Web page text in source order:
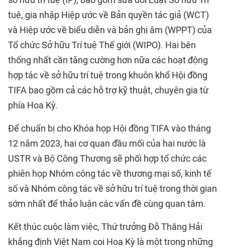
tuệ, gia nhập Hiệp ước về Bản quyền tác giả (WCT)
và Hiệp ước về biểu diễn và bản ghi âm (WPPT) của
Tổ chức Sở hữu Trí tuệ Thế giới (WIPO). Hai bên
thống nhất cần tăng cường hơn nữa các hoạt động
hợp tác về sở hữu trí tuệ trong khuôn khổ Hội đồng
TIFA bao gồm cả các hỗ trợ kỹ thuật, chuyên gia từ
phía Hoa Kỳ.
Để chuẩn bị cho Khóa họp Hội đồng TIFA vào tháng
12 năm 2023, hai cơ quan đầu mối của hai nước là
USTR và Bộ Công Thương sẽ phối hợp tổ chức các
phiên họp Nhóm công tác về thương mại số, kinh tế
số và Nhóm công tác về sở hữu trí tuệ trong thời gian
sớm nhất để thảo luận các vấn đề cùng quan tâm.
Kết thúc cuộc làm việc, Thứ trưởng Đỗ Thắng Hải
khẳng định Việt Nam coi Hoa Kỳ là một trong những